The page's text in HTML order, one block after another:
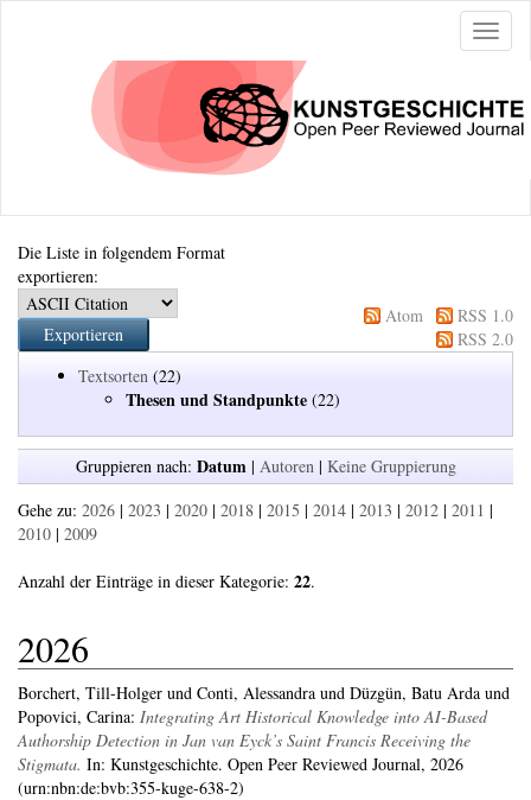
ein-/
Die Liste in folgendem Format
exportieren:
Atom
RSS 1.0
RSS 2.0
Textsorten (22)
Thesen und Standpunkte (22)
Gruppieren nach: Datum| Autoren| Keine Gruppierung
Gehe zu: 2026 | 2023 | 2020 | 2018 | 2015 | 2014 | 2013 | 2012 | 2011 |
2010 | 2009
Anzahl der Einträge in dieser Kategorie: 22.
2026
Borchert, Till-Holger und Conti, Alessandra und Düzgün, Batu Arda und
Popovici, Carina: Integrating Art Historical Knowledge into AI-Based
Authorship Detection in Jan van Eyck’s Saint Francis Receiving the
Stigmata. In: Kunstgeschichte. Open Peer Reviewed Journal, 2026
(urn:nbn:de:bvb:355-kuge-638-2)